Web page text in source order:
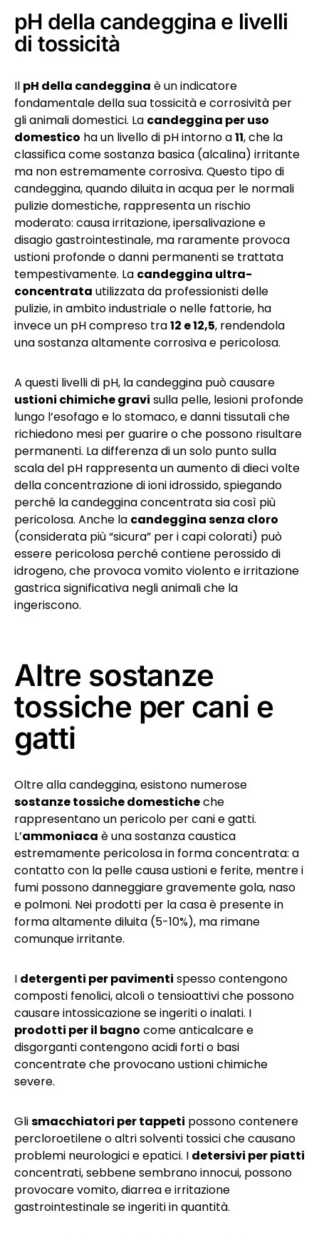
pH della candeggina e livelli
di tossicità
Il pH della candeggina è un indicatore
fondamentale della sua tossicità e corrosività per
gli animali domestici. La candeggina per uso
domestico ha un livello di pH intorno a11, che la
classifica come sostanza basica (alcalina) irritante
ma non estremamente corrosiva. Questo tipo di
candeggina, quando diluita in acqua per le normali
pulizie domestiche, rappresenta un rischio
moderato: causa irritazione, ipersalivazione e
disagio gastrointestinale, ma raramente provoca
ustioni profonde o danni permanenti se trattata
tempestivamente. La candeggina ultra-
concentrata utilizzata da professionisti delle
pulizie, in ambito industriale o nelle fattorie, ha
invece un pH compreso tra12 e 12,5, rendendola
una sostanza altamente corrosiva e pericolosa.
A questi livelli di pH, la candeggina può causare
ustioni chimiche gravi sulla pelle, lesioni profonde
lungo l’esofago e lo stomaco, e danni tissutali che
richiedono mesi per guarire o che possono risultare
permanenti. La differenza di un solo punto sulla
scala del pH rappresenta un aumento di dieci volte
della concentrazione di ioni idrossido, spiegando
perché la candeggina concentrata sia così più
pericolosa. Anche la candeggina senza cloro
(considerata più “sicura” per i capi colorati) può
essere pericolosa perché contiene perossido di
idrogeno, che provoca vomito violento e irritazione
gastrica significativa negli animali che la
ingeriscono.
Altre sostanze
tossiche per cani e
gatti
Oltre alla candeggina, esistono numerose
sostanze tossiche domesticheche
rappresentano un pericolo per cani e gatti.
L’ammoniaca è una sostanza caustica
estremamente pericolosa in forma concentrata: a
contatto con la pelle causa ustioni e ferite, mentre i
fumi possono danneggiare gravemente gola, naso
e polmoni. Nei prodotti per la casa è presente in
forma altamente diluita (5-10%), ma rimane
comunque irritante.
I detergenti per pavimenti spesso contengono
composti fenolici, alcoli o tensioattivi che possono
causare intossicazione se ingeriti o inalati. I
prodotti per il bagno come anticalcare e
disgorganti contengono acidi forti o basi
concentrate che provocano ustioni chimiche
severe.
Glismacchiatori per tappeti possono contenere
percloroetilene o altri solventi tossici che causano
problemi neurologici e epatici. I detersivi per piatti
concentrati, sebbene sembrano innocui, possono
provocare vomito, diarrea e irritazione
gastrointestinale se ingeriti in quantità.